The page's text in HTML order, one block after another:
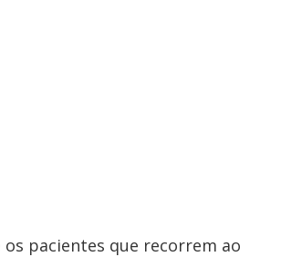
pacientes que recorrem ao